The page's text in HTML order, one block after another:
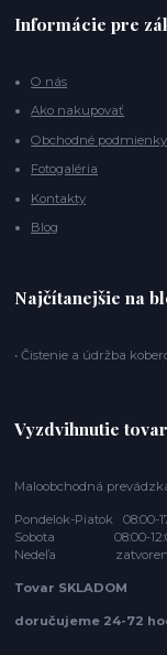
Informácie pre
O nás
Ako nakupovať
Obchodné podmienky
Fotogaléria
Kontakty
Blog
Najčítanejšie na
• Čistenie a údržba
Vyzdvihnutie
Maloobchodná
Pondelok-Piatok 08:00-
Sobota 08:00-
Nedeľa
Tovar SKLADOM
doručujeme 24-72